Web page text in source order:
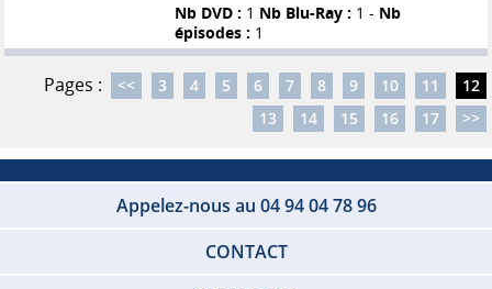
Nb DVD : 1 Nb Blu-Ray : 1 - Nb
épisodes : 1
Pages : << 3 4 5 6 7 8 9 10 11
12
13
14 15 16 17 >>
Appelez-nous au 04 94 04 78 96
CONTACT